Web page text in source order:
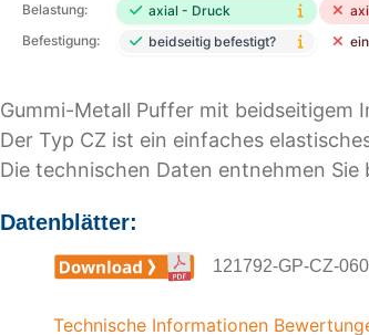
Belastung:
axial - Druck
Befestigung:
beidseitig befestigt?
Gummi-Metall Puffer mit beidseitigem
Der Typ CZ ist ein einfaches
Die technischen Daten entnehmen
Datenblätter:
121792-GP-CZ-
Technische Informationen